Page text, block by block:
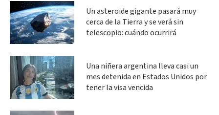
Un asteroide gigante pasará muy
cerca de la Tierra y se verá sin
telescopio: cuándo ocurrirá
Una niñera argentina lleva casi un
mes detenida en Estados Unidos por
tener la visa vencida